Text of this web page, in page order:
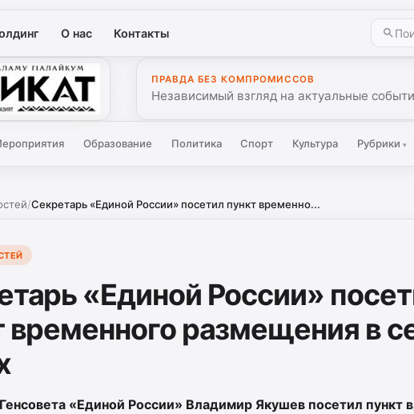
О нас Контакты
ПРАВДА БЕЗ КОМПРОМИССОВ
Независимый взгляд на актуальные
Образование Политика Спорт Культура Рубрики ▾
/Секретарь «Единой России» посетил пункт временно...
«Единой России»
временного размещения в
«Единой России» Владимир Якушев посетил пункт